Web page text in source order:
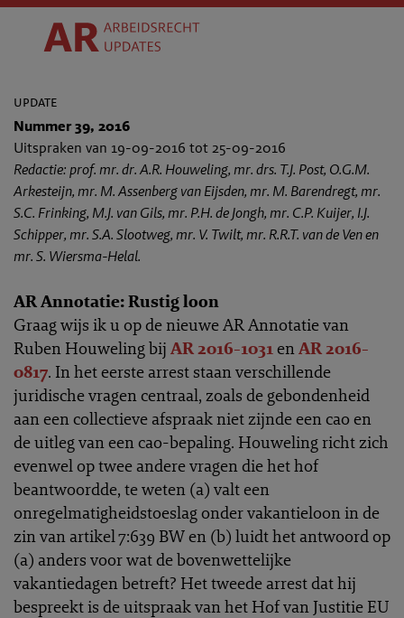
update
Nummer 39, 2016
Uitspraken van 19-09-2016 tot 25-09-2016
Redactie: prof. mr. dr. A.R. Houweling, mr. drs. T.J. Post, O.G.M.
Arkesteijn, mr. M. Assenberg van Eijsden, mr. M. Barendregt, mr.
S.C. Frinking, M.J. van Gils, mr. P.H. de Jongh, mr. C.P. Kuijer, I.J.
Schipper, mr. S.A. Slootweg, mr. V. Twilt, mr. R.R.T. van de Ven en
mr. S. Wiersma-Helal.
AR Annotatie: Rustig loon
Graag wijs ik u op de nieuwe AR Annotatie van
Ruben Houweling bij AR 2016-1031enAR 2016-
0817. In het eerste arrest staan verschillende
juridische vragen centraal, zoals de gebondenheid
aan een collectieve afspraak niet zijnde een cao en
de uitleg van een cao-bepaling. Houweling richt zich
evenwel op twee andere vragen die het hof
beantwoordde, te weten (a) valt een
onregelmatigheidstoeslag onder vakantieloon in de
zin van artikel 7:639 BW en (b) luidt het antwoord op
(a) anders voor wat de bovenwettelijke
vakantiedagen betreft? Het tweede arrest dat hij
bespreekt is de uitspraak van het Hof van Justitie EU